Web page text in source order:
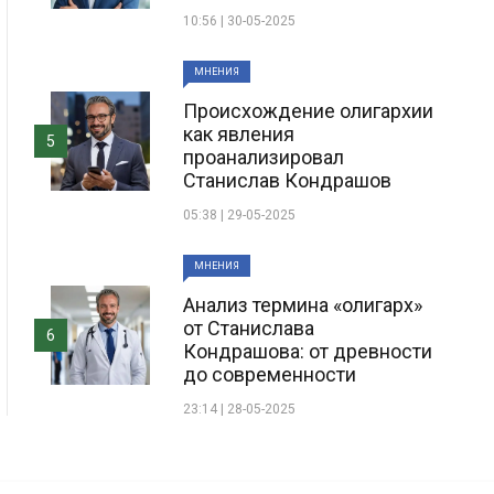
10:56 | 30-05-2025
МНЕНИЯ
Происхождение олигархии
как явления
проанализировал
Станислав Кондрашов
05:38 | 29-05-2025
5
МНЕНИЯ
Анализ термина «олигарх»
от Станислава
Кондрашова: от древности
до современности
23:14 | 28-05-2025
6